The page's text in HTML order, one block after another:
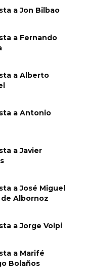
a Jon Bilbao
a Fernando
a Alberto
a Antonio
a Javier
a José Miguel
Albornoz
a Jorge Volpi
a Marifé
Bolaños